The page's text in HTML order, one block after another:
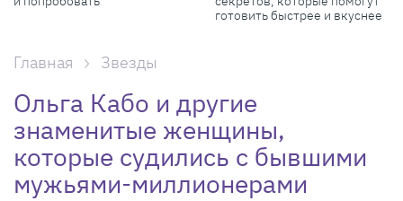
Главная Звезды
Ольга Кабо и другие
знаменитые женщины,
которые судились с бывшими
мужьями-миллионерами